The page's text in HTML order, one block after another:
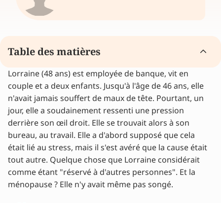
Table des matières
Pourquoi Lorraine n’a-t-elle pas reconnu son
mal de tête au début ?
Ce n'est qu'un mal de tête étrange
La consultation chez le médecin généraliste
Chercher ce qu'elle pouvait faire elle-même
Reconnaître les déclencheurs et préserver ses
limites
Comment va Lorraine maintenant avec sa
migraine ?
Vous souhaitez savoir si vous êtes en
Lorraine (48 ans) est employée de banque, vit en
couple et a deux enfants. Jusqu'à l'âge de 46 ans, elle
n'avait jamais souffert de maux de tête. Pourtant, un
jour, elle a soudainement ressenti une pression
derrière son œil droit. Elle se trouvait alors à son
bureau, au travail. Elle a d'abord supposé que cela
était lié au stress, mais il s'est avéré que la cause était
tout autre. Quelque chose que Lorraine considérait
comme étant "réservé à d'autres personnes". Et la
ménopause ? Elle n'y avait même pas songé.